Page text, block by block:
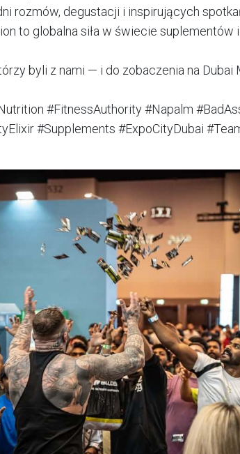
rozmów, degustacji i inspirujących
to globalna siła w świecie suplementów
byli z nami — i do zobaczenia na Dubai
#FitnessAuthority #Napalm
#Supplements #ExpoCityDubai